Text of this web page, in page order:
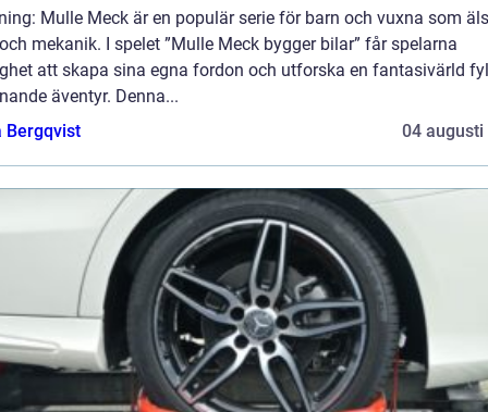
Mulle Meck är en populär serie för barn och vuxna som
mekanik. I spelet ”Mulle Meck bygger bilar” får spelarna
att skapa sina egna fordon och utforska en fantasivärld
äventyr. Denna...
Bergqvist
04 augusti